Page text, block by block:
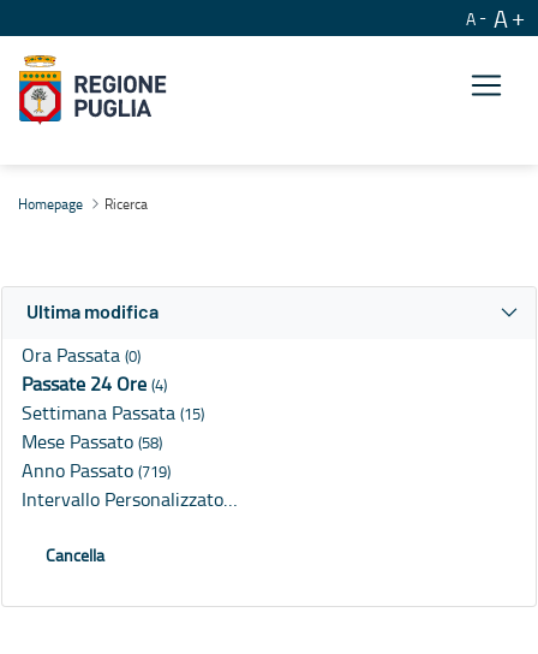
A A
Homepage Ricerca
Ultima modifica
Ora Passata (0)
Passate 24 Ore (4)
Settimana Passata (15)
Mese Passato (58)
Anno Passato (719)
Intervallo Personalizzato…
Cancella